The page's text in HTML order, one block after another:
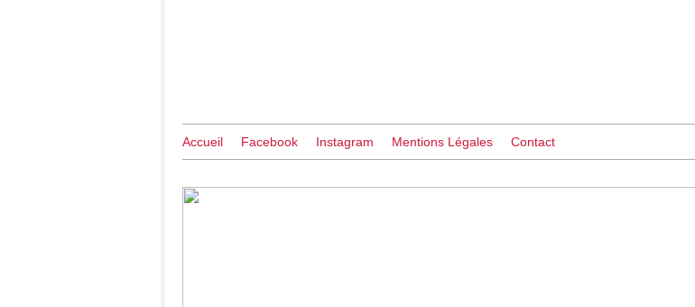
Accueil Facebook Instagram Mentions Légales Contact